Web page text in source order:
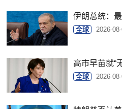
伊朗总统：
全球 2026-
高市早苗就“
全球 2026-